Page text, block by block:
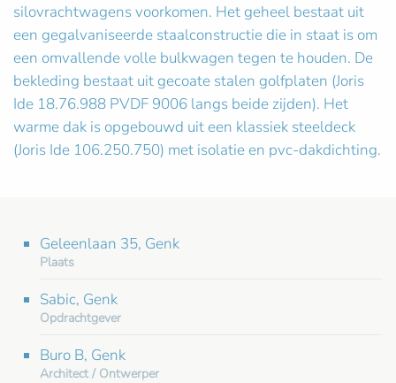
silovrachtwagens voorkomen. Het geheel bestaat uit
een gegalvaniseerde staalconstructie die in staat is om
een omvallende volle bulkwagen tegen te houden. De
bekleding bestaat uit gecoate stalen golfplaten (Joris
Ide 18.76.988 PVDF 9006 langs beide zijden). Het
warme dak is opgebouwd uit een klassiek steeldeck
(Joris Ide 106.250.750) met isolatie en pvc-dakdichting.
Geleenlaan 35, Genk
Plaats
Sabic, Genk
Opdrachtgever
Buro B, Genk
Architect / Ontwerper